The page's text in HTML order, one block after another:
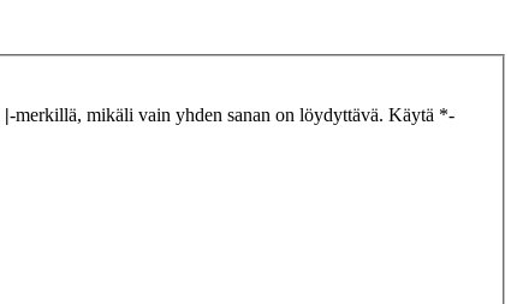
|-merkillä, mikäli vain yhden sanan on löydyttävä. Käytä *-